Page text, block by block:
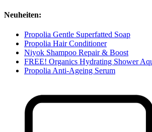
Neuheiten:
Propolia Gentle Superfatted Soap
Propolia Hair Conditioner
Niyok Shampoo Repair & Boost
FREE! Organics Hydrating Shower
Propolia Anti-Ageing Serum